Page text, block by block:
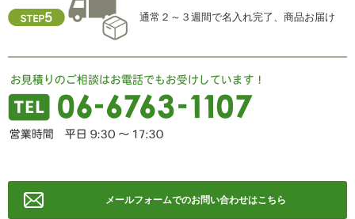
通常２～３週間で名入れ完了、商品お届け
メールフォームでのお問い合わせはこちら